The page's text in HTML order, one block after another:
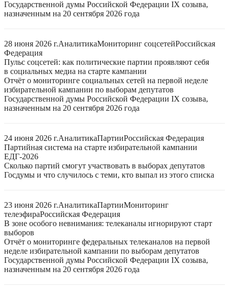
Государственной думы Российской Федерации IX созыва,
назначенным на 20 сентября 2026 года
28 июня 2026 г.АналитикаМониторинг соцсетейРоссийская
Федерация
Пульс соцсетей: как политические партии проявляют себя
в социальных медиа на старте кампании
Отчёт о мониторинге социальных сетей на первой неделе
избирательной кампании по выборам депутатов
Государственной думы Российской Федерации IX созыва,
назначенным на 20 сентября 2026 года
24 июня 2026 г.АналитикаПартииРоссийская Федерация
Партийная система на старте избирательной кампании
ЕДГ-2026
Сколько партий смогут участвовать в выборах депутатов
Госдумы и что случилось с теми, кто выпал из этого списка
23 июня 2026 г.АналитикаПартииМониторинг
телеэфираРоссийская Федерация
В зоне особого невнимания: телеканалы игнорируют старт
выборов
Отчёт о мониторинге федеральных телеканалов на первой
неделе избирательной кампании по выборам депутатов
Государственной думы Российской Федерации IX созыва,
назначенным на 20 сентября 2026 года